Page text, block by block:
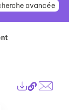
avancée
Lien